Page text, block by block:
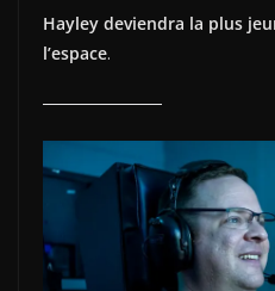
Hayley deviendra la plus
l’espace.